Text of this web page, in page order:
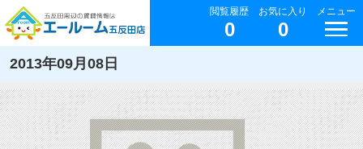
閲覧履歴
0
お気に入り
0
メニュー
2013年09月08日